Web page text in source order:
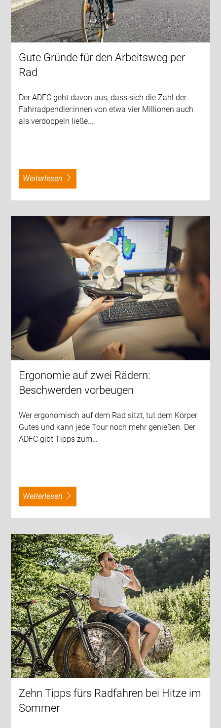
Gute Gründe für den Arbeitsweg per
Rad
Der ADFC geht davon aus, dass sich die Zahl der
Fahrradpendler:innen von etwa vier Millionen auch
als verdoppeln ließe.…
weiterlesen
Ergonomie auf zwei Rädern:
Beschwerden vorbeugen
Wer ergonomisch auf dem Rad sitzt, tut dem Körper
Gutes und kann jede Tour noch mehr genießen. Der
ADFC gibt Tipps zum…
weiterlesen
Zehn Tipps fürs Radfahren bei Hitze im
Sommer